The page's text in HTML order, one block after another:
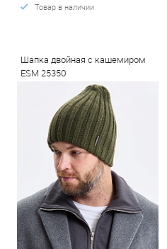
Товар в наличии
Шапка двойная с кашемиром
ESM 25350